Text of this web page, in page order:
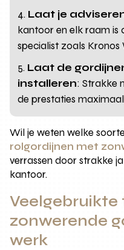
Laat je
kantoor en elk raam is
specialist zoals
Laat de
installeren: Strakke
de prestaties
Wil je weten welke
rolgordijnen met
verrassen door strakke
kantoor.
Veelgebruikte
zonwerende
werk